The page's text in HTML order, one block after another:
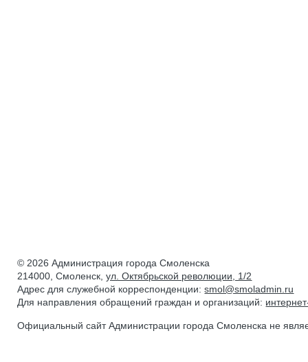
© 2026 Администрация города Смоленска
214000, Смоленск,ул. Октябрьской революции, 1/2
Адрес для служебной корреспонденции:smol@smoladmin.ru
Для направления обращений граждан и организаций:
Официальный сайт Администрации города Смоленска не